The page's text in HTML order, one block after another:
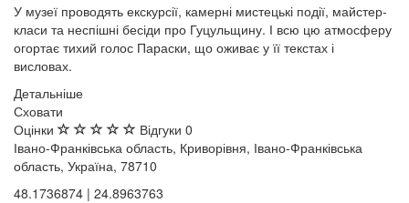
У музеї проводять екскурсії, камерні мистецькі події, майстер-
класи та неспішні бесіди про Гуцульщину. І всю цю атмосферу
огортає тихий голос Параски, що оживає у її текстах і
висловах.
Детальніше
Сховати
Оцінки
Відгуки 0
Івано-Франківська область, Криворівня, Івано-Франківська
область, Україна, 78710
48.1736874 | 24.8963763